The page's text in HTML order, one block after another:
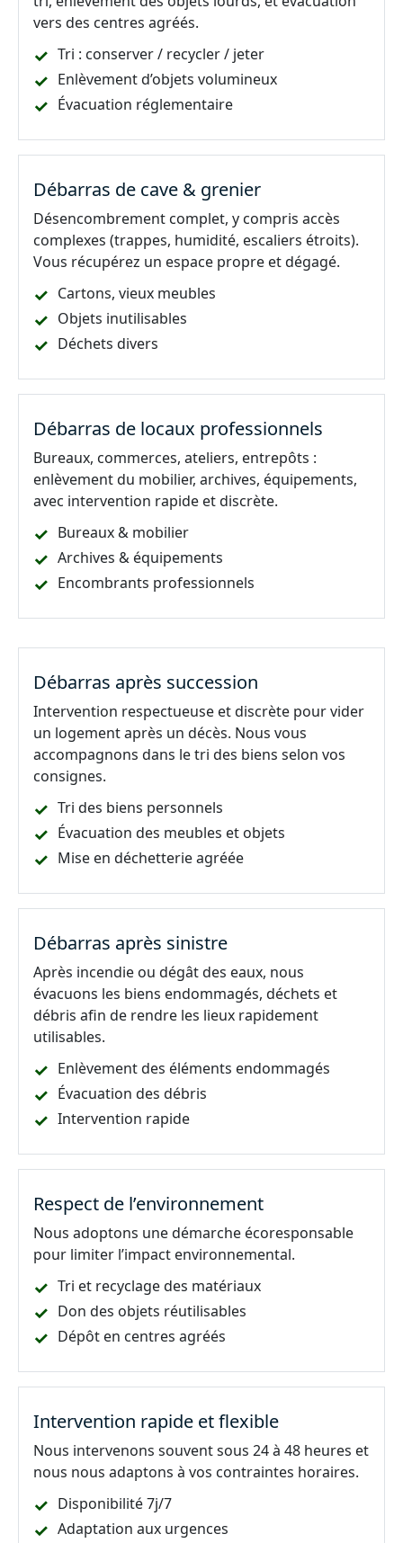
vers des centres agréés.
Tri : conserver / recycler / jeter
Enlèvement d’objets volumineux
Évacuation réglementaire
Débarras de cave & grenier
Désencombrement complet, y compris accès
complexes (trappes, humidité, escaliers étroits).
Vous récupérez un espace propre et dégagé.
Cartons, vieux meubles
Objets inutilisables
Déchets divers
Débarras de locaux professionnels
Bureaux, commerces, ateliers, entrepôts :
enlèvement du mobilier, archives, équipements,
avec intervention rapide et discrète.
Bureaux & mobilier
Archives & équipements
Encombrants professionnels
Débarras après succession
Intervention respectueuse et discrète pour vider
un logement après un décès. Nous vous
accompagnons dans le tri des biens selon vos
consignes.
Tri des biens personnels
Évacuation des meubles et objets
Mise en déchetterie agréée
Débarras après sinistre
Après incendie ou dégât des eaux, nous
évacuons les biens endommagés, déchets et
débris afin de rendre les lieux rapidement
utilisables.
Enlèvement des éléments endommagés
Évacuation des débris
Intervention rapide
Respect de l’environnement
Nous adoptons une démarche écoresponsable
pour limiter l’impact environnemental.
Tri et recyclage des matériaux
Don des objets réutilisables
Dépôt en centres agréés
Intervention rapide et flexible
Nous intervenons souvent sous 24 à 48 heures et
nous nous adaptons à vos contraintes horaires.
Disponibilité 7j/7
Adaptation aux urgences